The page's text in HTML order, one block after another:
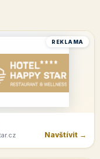
REKLAMA
Navštívit →